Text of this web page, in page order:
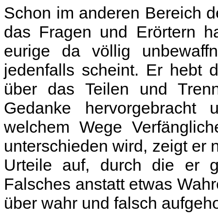
Schon im anderen Bereich
das Fragen und Erörtern
eurige da völlig
jedenfalls scheint. Er hebt
über das Teilen und
Gedanke
welchem Wege
unterschieden wird, zeigt er
Urteile auf, durch die er
Falsches anstatt etwas
über wahr und falsch